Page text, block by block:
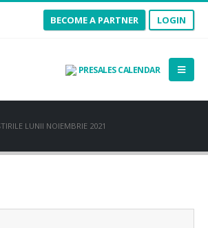
BECOME A PARTNER LOGIN
PRESALES CALENDAR
LUNII NOIEMBRIE 2021